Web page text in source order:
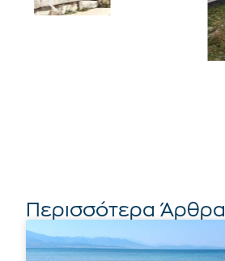
Περισσότερα Άρθρα